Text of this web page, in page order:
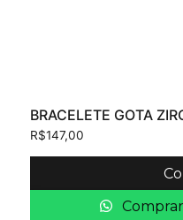
BRACELETE GOTA
R$147,00